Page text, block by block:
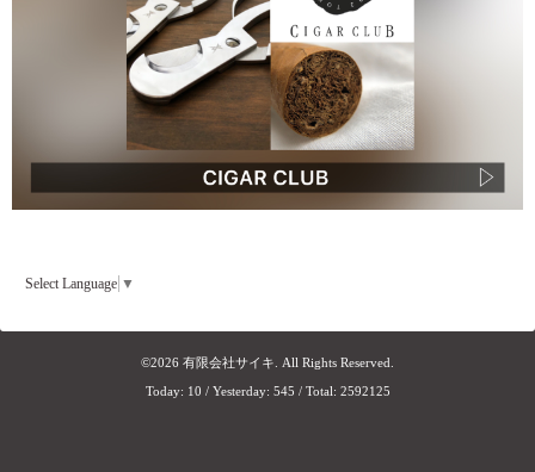
Select Language ▼
©2026 有限会社サイキ . All Rights Reserved.
Today: 10 / Yesterday: 545 / Total: 2592125